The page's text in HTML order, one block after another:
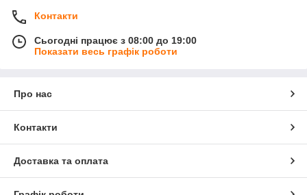
Контакти
Сьогодні працює з 08:00 до 19:00
Показати весь графік роботи
Про нас
Контакти
Доставка та оплата